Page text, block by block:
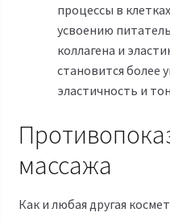
процессы в
усвоению
коллагена и
становится более
эластичность и
массажа
Как и любая другая